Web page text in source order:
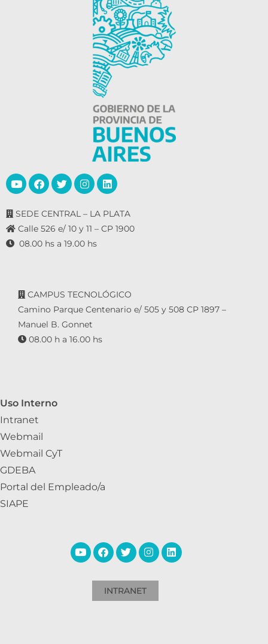
SEDE CENTRAL – LA PLATA
Calle 526 e/ 10 y 11 – CP 1900
08.00 hs a 19.00 hs
CAMPUS TECNOLÓGICO
Camino Parque Centenario e/ 505 y 508 CP 1897 –
Manuel B. Gonnet
08.00 h a 16.00 hs
Uso Interno
Intranet
Webmail
Webmail CyT
GDEBA
Portal del Empleado/a
SIAPE
INTRANET